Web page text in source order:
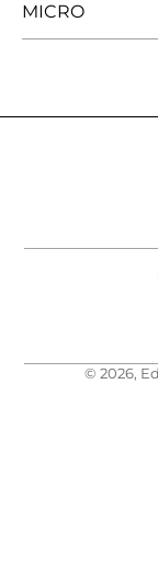
MICRO
© 2026,